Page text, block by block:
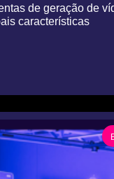
de geração de
características